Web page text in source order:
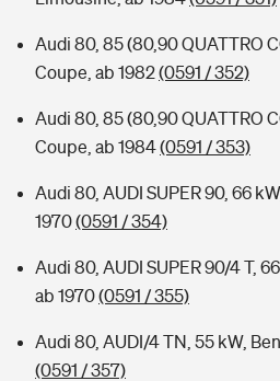
Audi 80, 85 (80,90 QUATTRO
Coupe, ab 1982(0591 / 352)
Audi 80, 85 (80,90 QUATTRO
Coupe, ab 1984(0591 / 353)
Audi 80, AUDI SUPER 90, 66
1970(0591 / 354)
Audi 80, AUDI SUPER 90/4 T,
ab 1970(0591 / 355)
Audi 80, AUDI/4 TN, 55 kW,
(0591 / 357)